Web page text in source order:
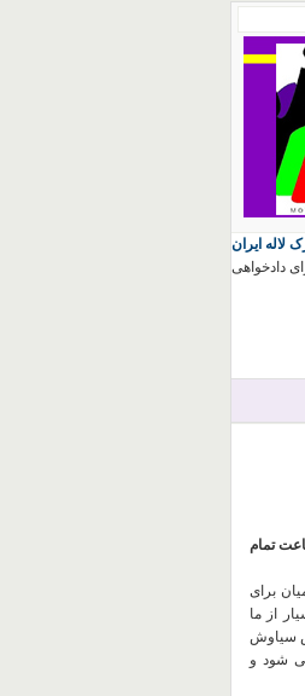
لاله ایران
دادخواهی
تمام
برای
از ما
سیاوش
شود و